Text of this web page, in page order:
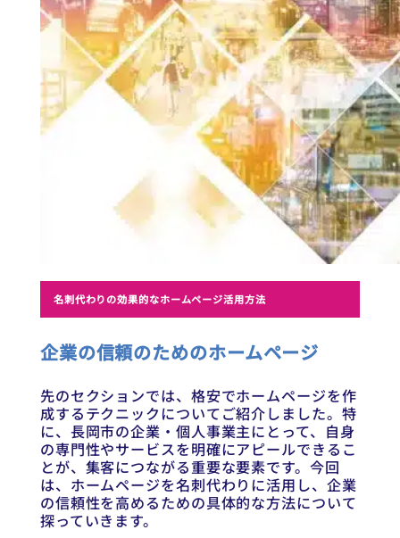
名刺代わりの効果的なホームページ活用方法
企業の信頼のためのホームページ
先のセクションでは、格安でホームページを作
成するテクニックについてご紹介しました。特
に、長岡市の企業・個人事業主にとって、自身
の専門性やサービスを明確にアピールできるこ
とが、集客につながる重要な要素です。今回
は、ホームページを名刺代わりに活用し、企業
の信頼性を高めるための具体的な方法について
探っていきます。